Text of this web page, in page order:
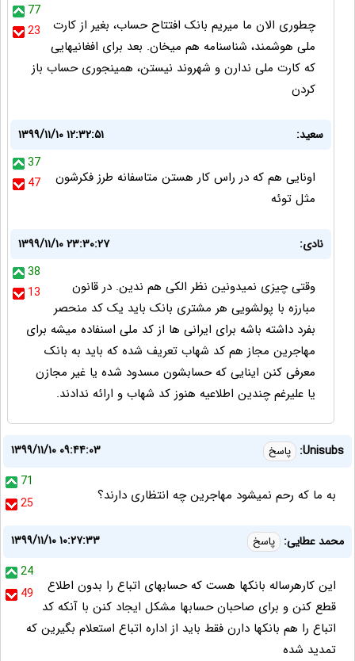
77
23
چطوری الان ما میریم بانک افتتاح حساب، بغیر از کارت
ملی هوشمند، شناسنامه هم میخان. بعد برای افغانیهایی
که کارت ملی ندارن و شهروند نیستن، همینجوری حساب باز
کردن
سعید:
۱۳۹۹/۱۱/۱۰ ۱۲:۳۲:۵۱
37
47
اونایی هم که در راس کار هستن متاسفانه طرز فکرشون
مثل توئه
نادی:
۱۳۹۹/۱۱/۱۰ ۲۳:۳۰:۲۷
38
13
وقتی چیزی نمیدونین نظر الکی هم ندین. در قانون
مبارزه با پولشویی هر مشتری بانک باید یک کد منحصر
بفرد داشته باشه برای ایرانی ها از کد ملی اسنفاده میشه برای
مهاجرین مجاز هم کد شهاب تعریف شده که باید به بانک
معرفی کنن اینایی که حسابشون مسدود شده یا غیر مجازن
یا علیرغم چندین اطلاعیه هنوز کد شهاب و ارائه ندادند.
Unisubs: پاسخ
۱۳۹۹/۱۱/۱۰ ۰۹:۴۴:۰۳
71
25
به ما که رحم نمیشود مهاجرین چه انتظاری دارند؟
محمد عطایی: پاسخ
۱۳۹۹/۱۱/۱۰ ۱۰:۲۷:۳۳
24
49
این کارهرساله بانکها هست که حسابهای اتباع را بدون اطلاع
قطع کنن و برای صاحبان حسابها مشکل ایجاد کنن با آنکه کد
اتباع را هم بانکها دارن فقط باید از اداره اتباع استعلام بگیرین که
تمدید شده